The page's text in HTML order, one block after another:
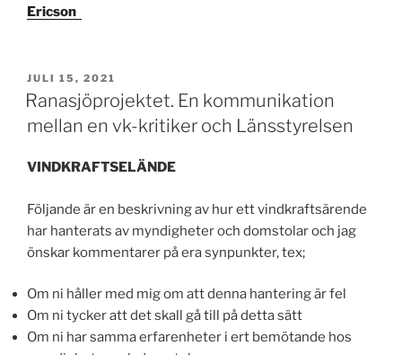
Ericson
PUBLICERAT
JULI 15, 2021
Ranasjöprojektet. En kommunikation
mellan en vk-kritiker och Länsstyrelsen
VINDKRAFTSELÄNDE
Följande är en beskrivning av hur ett vindkraftsärende
har hanterats av myndigheter och domstolar och jag
önskar kommentarer på era synpunkter, tex;
Om ni håller med mig om att denna hantering är fel
Om ni tycker att det skall gå till på detta sätt
Om ni har samma erfarenheter i ert bemötande hos